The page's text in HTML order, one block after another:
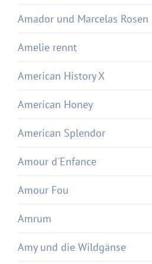
Amador und Marcelas Rosen
Amelie rennt
American History X
American Honey
American Splendor
Amour d'Enfance
Amour Fou
Amrum
Amy und die Wildgänse